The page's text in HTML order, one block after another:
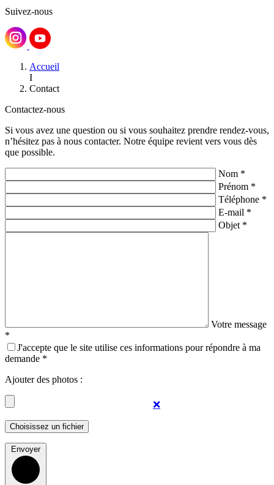
Suivez-nous
Accueil
I
Contact
Contactez-nous
Si vous avez une question ou si vous souhaitez prendre rendez-vous,
n’hésitez pas à nous contacter. Notre équipe revient vers vous dès
que possible.
Nom *
Prénom *
Téléphone *
E-mail *
Objet *
Votre message
*
J'accepte que le site utilise ces informations pour répondre à ma
demande *
Ajouter des photos :
❌
Envoyer